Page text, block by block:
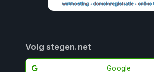
Volg stegen.net
Google